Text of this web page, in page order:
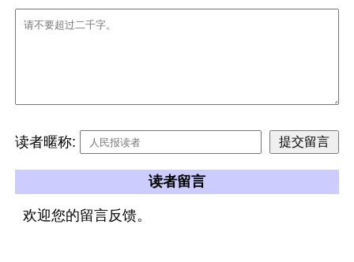
读者暱称:
读者留言
欢迎您的留言反馈。